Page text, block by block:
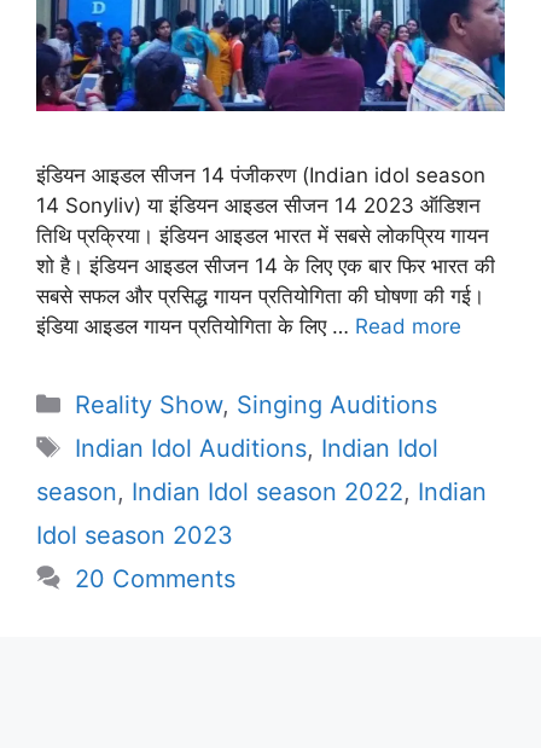
इंडियन आइडल सीजन 14 पंजीकरण (Indian idol season
14 Sonyliv) या इंडियन आइडल सीजन 14 2023 ऑडिशन
तिथि प्रक्रिया। इंडियन आइडल भारत में सबसे लोकप्रिय गायन
शो है। इंडियन आइडल सीजन 14 के लिए एक बार फिर भारत की
सबसे सफल और प्रसिद्ध गायन प्रतियोगिता की घोषणा की गई।
इंडिया आइडल गायन प्रतियोगिता के लिए … Read more
Categories
Reality Show, Singing Auditions
Tags
Indian Idol Auditions, Indian Idol
season, Indian Idol season 2022, Indian
Idol season 2023
20 Comments